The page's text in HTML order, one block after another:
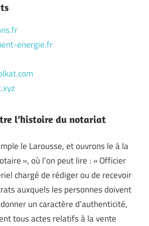
energie.fr
l’histoire du notariat
le Larousse, et ouvrons le à la
», où l’on peut lire : « Officier
chargé de rédiger ou de recevoir
auxquels les personnes doivent
un caractère d’authenticité,
tous actes relatifs à la vente